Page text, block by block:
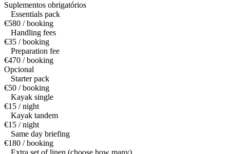
Suplementos obrigatórios
Essentials pack
€580 / booking
Handling fees
€35 / booking
Preparation fee
€470 / booking
Opcional
Starter pack
€50 / booking
Kayak single
€15 / night
Kayak tandem
€15 / night
Same day briefing
€180 / booking